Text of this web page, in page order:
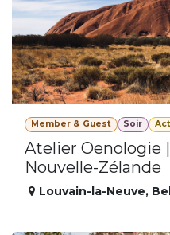
Member & Guest Soir
Atelier Oenologie
Nouvelle-Zélande
Louvain-la-Neuve,